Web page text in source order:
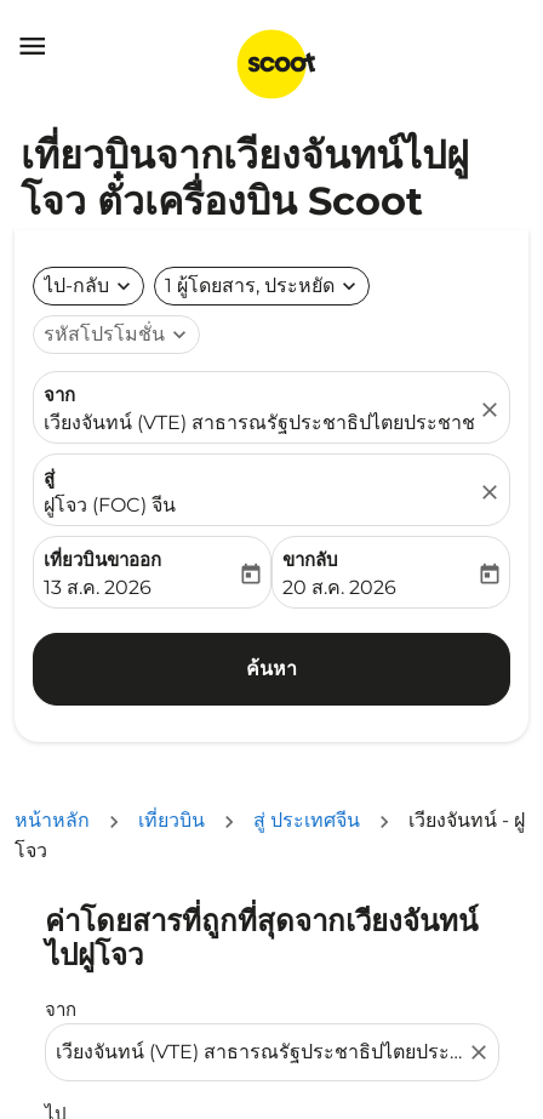

เที่ยวบินจากเวียงจันทน์ไปฝู
โจว ตั๋วเครื่องบิน Scoot
ไป-กลับ expand_more 1 ผู้โดยสาร, ประหยัด expand_more
รหัสโปรโมชั่น expand_more
จาก
เวียงจันทน์ (VTE) สาธารณรัฐประชาธิปไตยประชาชนลาว
close
สู่
ฝูโจว (FOC) จีน
close
เที่ยวบินขาออก
fc-booking-departure-date-aria-label
13 ส.ค. 2026
today
ขากลับ
fc-booking-return-date-
20 ส.ค. 2026
today
ค้นหา
หน้าหลัก เที่ยวบิน สู่ ประเทศจีน
เวียงจันทน์ - ฝู
โจว
ค่าโดยสารที่ถูกที่สุดจากเวียงจันทน์
ไปฝูโจว
จาก
close
ไป
ลองอัปเดตเส้นทางของคุณ (ต้นทางและ/หรือปลายทาง) หรื